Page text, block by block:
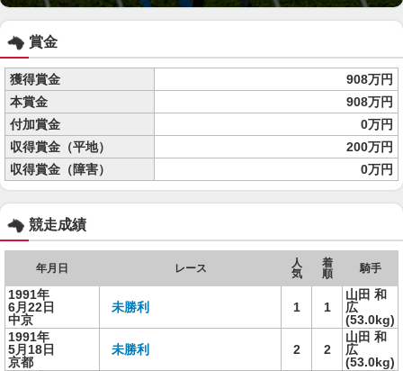
賞金
獲得賞金
908万円
本賞金
908万円
付加賞金
0万円
収得賞金（平地）
200万円
収得賞金（障害）
0万円
競走成績
年月日 レース
人
気
着
順
騎手
1991年
6月22日
中京
未勝利 1 1
山田 和
広
(53.0kg)
1991年
5月18日
京都
未勝利 2 2
山田 和
広
(53.0kg)